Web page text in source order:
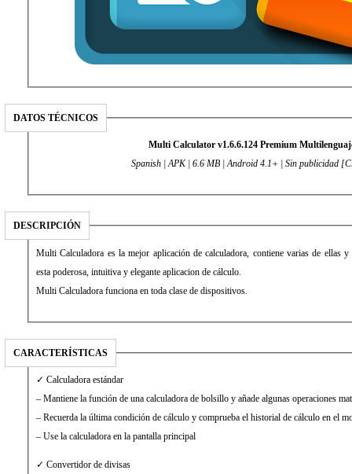
DATOS TÉCNICOS
Multi Calculator v1.6.6.124 Premium
Spanish | APK | 6.6 MB | Android 4.1+ | Sin publicidad
DESCRIPCIÓN
Multi Calculadora es la mejor aplicación de calculadora, contiene varias de ellas y
esta poderosa, intuitiva y elegante aplicacion de cálculo.
Multi Calculadora funciona en toda clase de dispositivos.
CARACTERÍSTICAS
✓ Calculadora estándar
– Mantiene la función de una calculadora de bolsillo y añade algunas operaciones
– Recuerda la última condición de cálculo y comprueba el historial de cálculo en el
– Use la calculadora en la pantalla principal
✓ Convertidor de divisas